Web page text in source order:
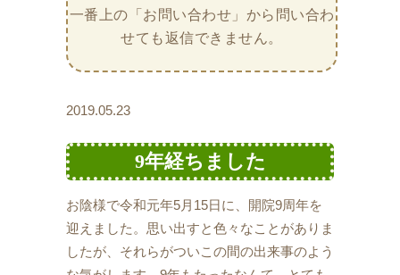
一番上の「お問い合わせ」から問い合わ
せても返信できません。
2019.05.23
9年経ちました
お陰様で令和元年5月15日に、開院9周年を
迎えました。思い出すと色々なことがありま
したが、それらがついこの間の出来事のよう